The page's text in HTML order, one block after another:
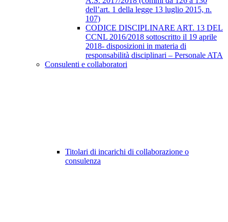
dell’art. 1 della legge 13 luglio 2015, n.
107)
CODICE DISCIPLINARE ART. 13 DEL
CCNL 2016/2018 sottoscritto il 19 aprile
2018- disposizioni in materia di
responsabilità disciplinari – Personale ATA
Consulenti e collaboratori
Titolari di incarichi di collaborazione o
consulenza